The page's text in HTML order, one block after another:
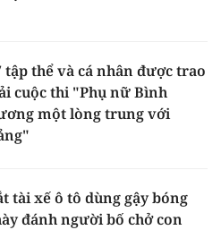
tập thể và cá nhân được trao
cuộc thi "Phụ nữ Bình
một lòng trung với
tài xế ô tô dùng gậy bóng
đánh người bố chở con